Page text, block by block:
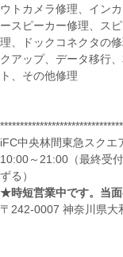
ウトカメラ修理、イン
ースピーカー修理、ス
理、ドックコネクタの
クアップ、データ移行
ト、その他修理
iFC中央林間東急スクエ
10:00～21:00（最終受
ずる）
★時短営業中です。当
〒242-0007 神奈川県